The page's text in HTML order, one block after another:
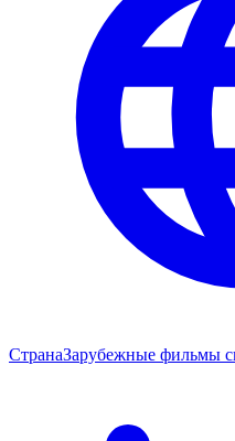
СтранаЗарубежные фильмы